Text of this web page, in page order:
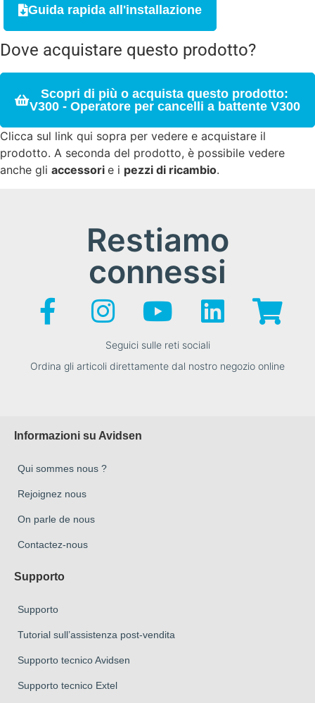
Guida rapida all'installazione
Dove acquistare questo prodotto?
Scopri di più o acquista questo prodotto:
V300 - Operatore per cancelli a battente V300
Clicca sul link qui sopra per vedere e acquistare il
prodotto. A seconda del prodotto, è possibile vedere
anche gli accessori e i pezzi di ricambio.
Restiamo
connessi
Seguici sulle reti sociali
Ordina gli articoli direttamente dal nostro negozio online
Informazioni su Avidsen
Qui sommes nous ?
Rejoignez nous
On parle de nous
Contactez-nous
Supporto
Supporto
Tutorial sull’assistenza post-vendita
Supporto tecnico Avidsen
Supporto tecnico Extel